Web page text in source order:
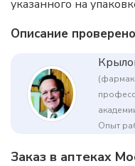
указанного на
Описание проверено
Опыт
Заказ в аптеках